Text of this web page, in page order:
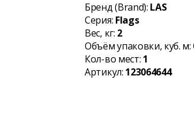
Бренд (Brand): LAS
Серия: Flags
Вес, кг: 2
Объём упаковки, куб. м:
Кол-во мест: 1
Артикул: 123064644